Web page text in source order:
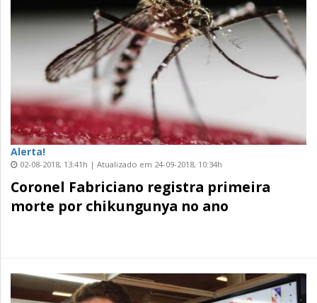
Alerta!
02-08-2018, 13:41h | Atualizado em 24-09-2018, 10:34h
Coronel Fabriciano registra primeira
morte por chikungunya no ano